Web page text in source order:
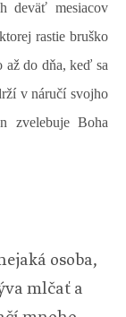
deväť mesiacov
rastie bruško
do dňa, keď sa
v náručí svojho
zvelebuje Boha
osoba,
mlčať a